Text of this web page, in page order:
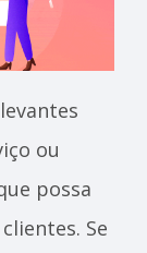
ou
possa
Se